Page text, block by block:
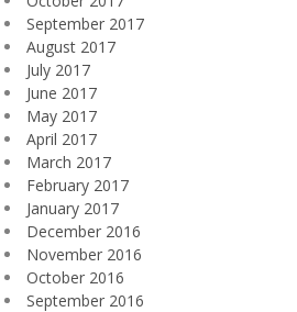
September 2017
August 2017
July 2017
June 2017
May 2017
April 2017
March 2017
February 2017
January 2017
December 2016
November 2016
October 2016
September 2016